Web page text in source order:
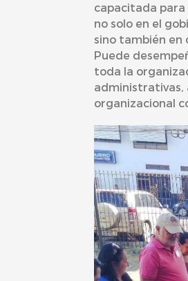
capacitada
no solo en el
sino también en
Puede
toda la
administrativas,
organizacional